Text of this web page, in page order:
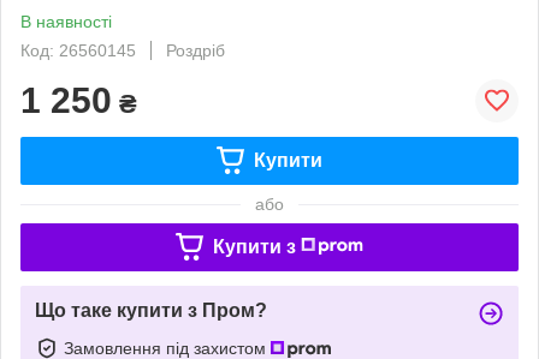
В наявності
Код: 26560145
Роздріб
1 250 ₴
Купити
або
Купити з
Що таке купити з Пром?
Замовлення під захистом